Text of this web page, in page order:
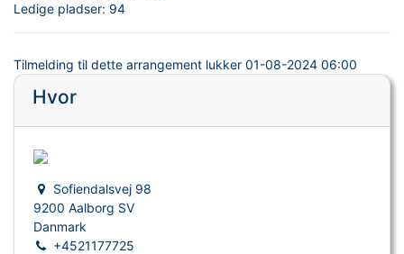
Ledige pladser: 94
Tilmelding til dette arrangement lukker 01-08-2024 06:00
Hvor
Sofiendalsvej 98
9200 Aalborg SV
Danmark
+4521177725